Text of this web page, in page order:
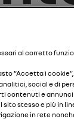
al corretto
“Accetta i
social e di
contenuti e
stesso e più in
in rete